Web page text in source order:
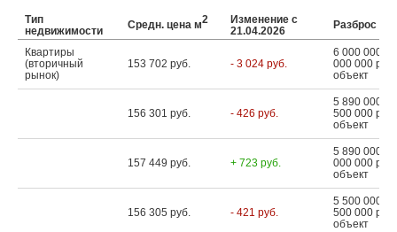
Тип
недвижимости
Средн. цена м2
Изменение с
21.04.2026
Разброс цен
Квартиры
(вторичный
рынок)
153 702 руб. - 3 024 руб.
6 000 000 ...
000 000
объект
156 301 руб. - 426 руб.
5 890 000 ...
500 000
объект
157 449 руб. + 723 руб.
5 890 000 ...
000 000
объект
156 305 руб. - 421 руб.
5 500 000 ...
500 000
объект